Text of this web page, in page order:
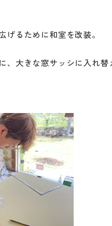
バスルーム
洗面化粧台
トイレ
外壁・屋根塗装
LDK リフォーム
げるために和室を改装。
、大きな窓サッシに入れ替